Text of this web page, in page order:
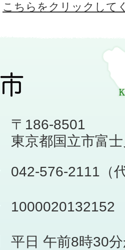
こちらをクリックして
〒186-8501
東京都国立市富
042-576-2111（
1000020132152
平日 午前8時30